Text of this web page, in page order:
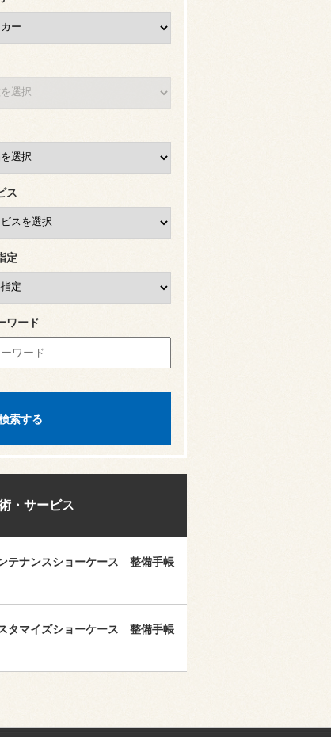
ス
定
ワード
・サービス
テナンスショーケース 整備手帳
タマイズショーケース 整備手帳